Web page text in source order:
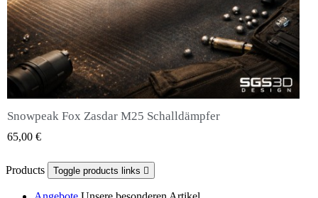
QUICK VIEW
Snowpeak Fox Zasdar M25 Schalldämpfer
65,00 €
Products Toggle products links 